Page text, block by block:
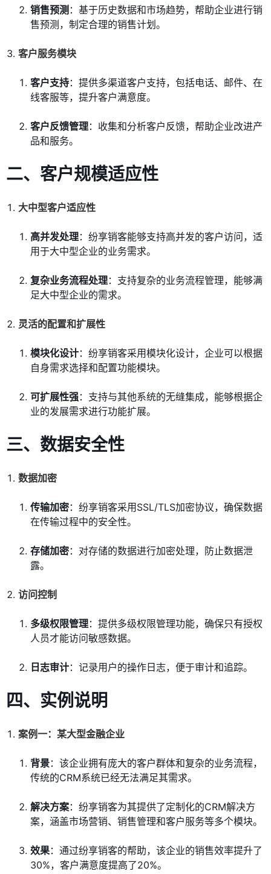
销售预测 ：基于历史数据和市场趋势，帮助企业进行销
售预测，制定合理的销售计划。
客户服务模块
客户支持：提供多渠道客户支持，包括电话、邮件、在
线客服等，提升客户满意度。
客户反馈管理：收集和分析客户反馈，帮助企业改进产
品和服务。
二、客户规模适应性
大中型客户适应性
高并发处理：纷享销客能够支持高并发的客户访问，适
用于大中型企业的业务需求。
复杂业务流程处理：支持复杂的业务流程管理，能够满
足大中型企业的需求。
灵活的配置和扩展性
模块化设计：纷享销客采用模块化设计，企业可以根据
自身需求选择和配置功能模块。
可扩展性强：支持与其他系统的无缝集成，能够根据企
业的发展需求进行功能扩展。
三、数据安全性
数据加密
传输加密：纷享销客采用SSL/TLS加密协议，确保数据
在传输过程中的安全性。
存储加密：对存储的数据进行加密处理，防止数据泄
露。
访问控制
多级权限管理：提供多级权限管理功能，确保只有授权
人员才能访问敏感数据。
日志审计：记录用户的操作日志，便于审计和追踪。
四、实例说明
案例一：某大型金融企业
背景：该企业拥有庞大的客户群体和复杂的业务流程，
传统的CRM系统已经无法满足其需求。
解决方案：纷享销客为其提供了定制化的CRM解决方
案，涵盖市场营销、销售管理和客户服务等多个模块。
效果：通过纷享销客的帮助，该企业的销售效率提升了
30%，客户满意度提高了20%。